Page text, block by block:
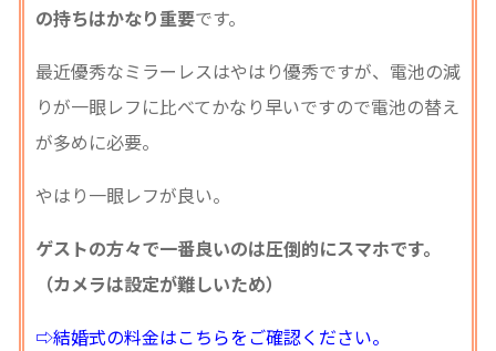
の持ちはかなり重要です。
最近優秀なミラーレスはやはり優秀ですが、電池の減
りが一眼レフに比べてかなり早いですので電池の替え
が多めに必要。
やはり一眼レフが良い。
ゲストの方々で一番良いのは圧倒的にスマホです。
（カメラは設定が難しいため）
⇨結婚式の料金はこちらをご確認ください。